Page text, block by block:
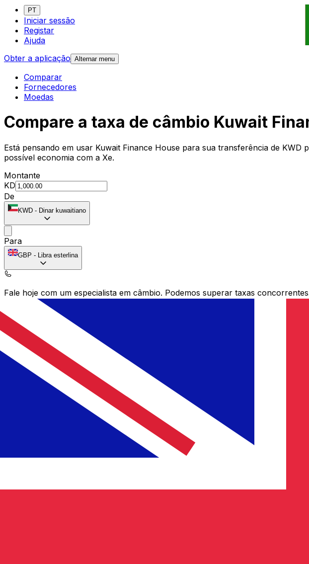
PT
Iniciar sessão
Registar
Ajuda
Obter a aplicação Alternar menu
Comparar
Fornecedores
Moedas
Compare a taxa de câmbio Kuwait
Está pensando em usar Kuwait Finance House para sua transferência de
possível economia com a Xe.
Montante
KD
De
KWD - Dinar kuwaitiano
Para
GBP - Libra esterlina
Fale hoje com um especialista em câmbio. Podemos superar taxas
Agendar chamada